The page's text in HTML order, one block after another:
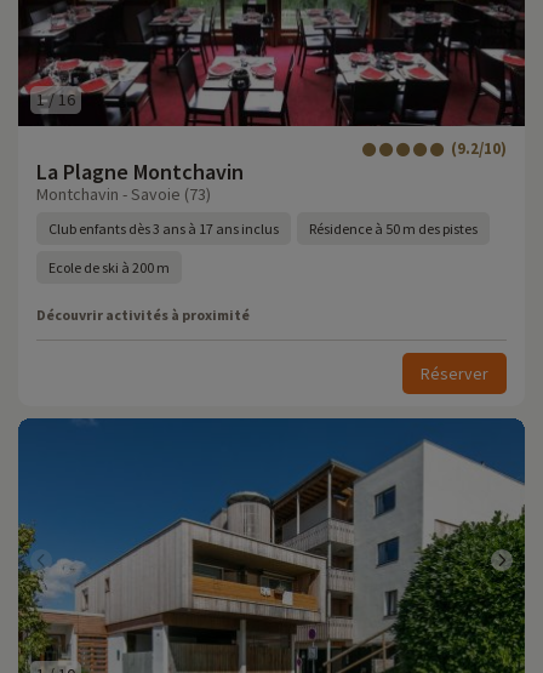
1/16
La Plagne Montchavin
(9.2/10)
Montchavin - Savoie (73)
Club enfants dès 3 ans à 17 ans inclus Résidence à 50 m des pistes
Ecole de ski à 200 m
Découvrir activités à proximité
Réserver